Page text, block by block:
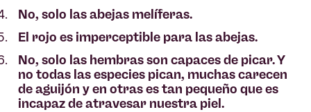
No, solo las abejas melíferas.
El rojo es imperceptible para las abejas.
No, solo las hembras son capaces de picar. Y
no todas las especies pican, muchas carecen
de aguijón y en otras es tan pequeño que es
incapaz de atravesar nuestra piel.